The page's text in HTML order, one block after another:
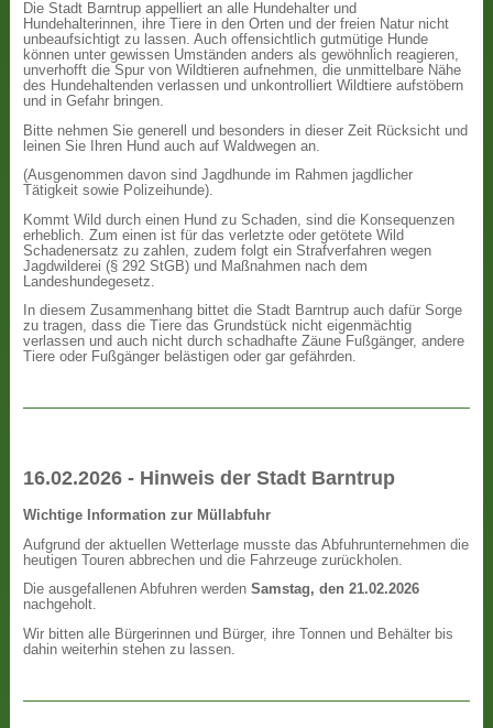
Die Stadt Barntrup appelliert an alle Hundehalter und
Hundehalterinnen, ihre Tiere in den Orten und der freien Natur nicht
unbeaufsichtigt zu lassen. Auch offensichtlich gutmütige Hunde
können unter gewissen Umständen anders als gewöhnlich reagieren,
unverhofft die Spur von Wildtieren aufnehmen, die unmittelbare Nähe
des Hundehaltenden verlassen und unkontrolliert Wildtiere aufstöbern
und in Gefahr bringen.
Bitte nehmen Sie generell und besonders in dieser Zeit Rücksicht und
leinen Sie Ihren Hund auch auf Waldwegen an.
(Ausgenommen davon sind Jagdhunde im Rahmen jagdlicher
Tätigkeit sowie Polizeihunde).
Kommt Wild durch einen Hund zu Schaden, sind die Konsequenzen
erheblich. Zum einen ist für das verletzte oder getötete Wild
Schadenersatz zu zahlen, zudem folgt ein Strafverfahren wegen
Jagdwilderei (§ 292 StGB) und Maßnahmen nach dem
Landeshundegesetz.
In diesem Zusammenhang bittet die Stadt Barntrup auch dafür Sorge
zu tragen, dass die Tiere das Grundstück nicht eigenmächtig
verlassen und auch nicht durch schadhafte Zäune Fußgänger, andere
Tiere oder Fußgänger belästigen oder gar gefährden.
16.02.2026 - Hinweis der Stadt Barntrup
Wichtige Information zur Müllabfuhr
Aufgrund der aktuellen Wetterlage musste das Abfuhrunternehmen die
heutigen Touren abbrechen und die Fahrzeuge zurückholen.
Die ausgefallenen Abfuhren werdenSamstag, den 21.02.2026
nachgeholt.
Wir bitten alle Bürgerinnen und Bürger, ihre Tonnen und Behälter bis
dahin weiterhin stehen zu lassen.